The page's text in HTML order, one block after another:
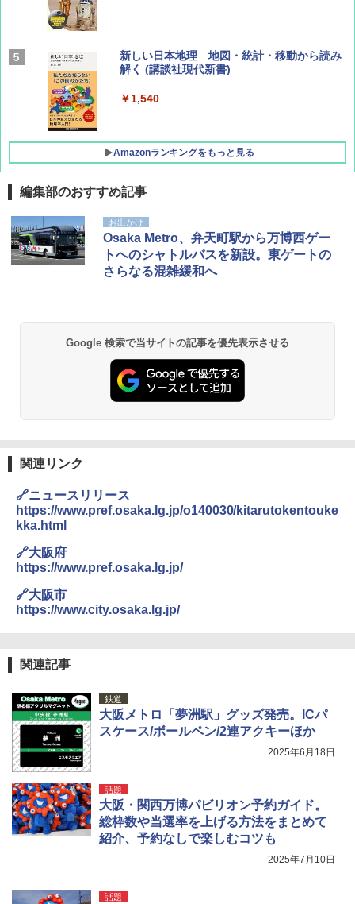
BE-PAL(ビ-パル) 2026年 9 月号【特別付録:
SOTO ミニマル"旅"財布 ランダム2種】
￥1,500
新しい日本地理 地図・統計・移動から読み
解く (講談社現代新書)
￥1,540
Amazonランキングをもっと見る
[キャンパーズコレクション 山善] ポップアッ
プテント 傘みたいに広げて畳める パッとサ
ッとサンシェード キューブ フルクローズ メ
ッシュ 簡単設置 ワンタッチテント キャンプ
&ハイキング カーキ PATC-150(KH)
PYKES PEAK (パイクスピーク) 着替えテン
ト プライバシー テント 【中が透けない】 1
人用 折りたたみ 防災グッズ 災害用トイレ ビ
ーチ ピクニック ポップアップテント 携帯 簡
易 トイレテント (ブラック)
テント ワンタッチ RENEW 幅200 2-3人用 43
500002(88859)
[キャンパーズコレクション 山善] 傘みたいに
ーティング フルクローズ メッシュ 3-4人用
簡単設置 ポップアップテント エクルベージ
Coleman(コールマン) ツーリングドーム/LD
X 2人用 3人用 キャンプ アウトドア フェス
収納 コンパクト 簡単設営 カンガルーテント
BUNDOK(バンドック)ソロ ドーム 1 EX BDK
-08EX カーキ ソロキャンプ ポリエステル フ
レーム テント
￥14,800
GRANDOOR ステンレス保冷剤 2個セット 2
コンパクト 保冷力長持ち
￥2,980
熊撃退スプレー 熊よけスプレー 熊スプレー
関の購入実績 登山・キャンプ・アウトドア・
防災用品 長期保存可能 緊急時用 日本国内発
送
ラソル ガーデン サイトシート付 折りたたみ
防水 UVカット 4段階高さ調整 軽量 収納袋付
ポインターライト 強力 小型 緑色/赤色/青紫色
USB充電式 高精度 超長距離照射 長時間使用
可能 安全ロック付き 高安全性 金属製耐久 コ
ンパクト多機能設計 持ち運び便利 アウトド
ア/オフィス/教育現場/展示会用 緑
￥1,180
編集部のおすすめ記事
お出かけ
Osaka Metro、弁天町駅から万博西ゲー
トへのシャトルバスを新設。東ゲートの
さらなる混雑緩和へ
Google 検索で当サイトの記事を優先表示させる
関連リンク
🔗ニュースリリース
https://www.pref.osaka.lg.jp/o140030/kitarutokentouke
kka.html
🔗大阪府
https://www.pref.osaka.lg.jp/
🔗大阪市
https://www.city.osaka.lg.jp/
関連記事
鉄道
大阪メトロ「夢洲駅」グッズ発売。ICパ
スケース/ボールペン/2連アクキーほか
2025年6月18日
話題
大阪・関西万博パビリオン予約ガイド。
総枠数や当選率を上げる方法をまとめて
紹介、予約なしで楽しむコツも
2025年7月10日
話題